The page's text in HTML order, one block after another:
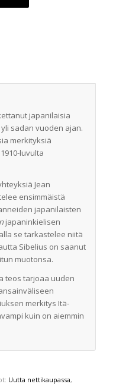
japanilaisia
sadan vuoden ajan.
merkityksiä
luvulta
Jean
ensimmäistä
japanilaisten
japaninkielisen
se tarkastelee niitä
Sibelius on saanut
muotonsa.
teos tarjoaa uuden
merkitys Itä-
kuin on aiemmin
Uutta nettikaupassa,